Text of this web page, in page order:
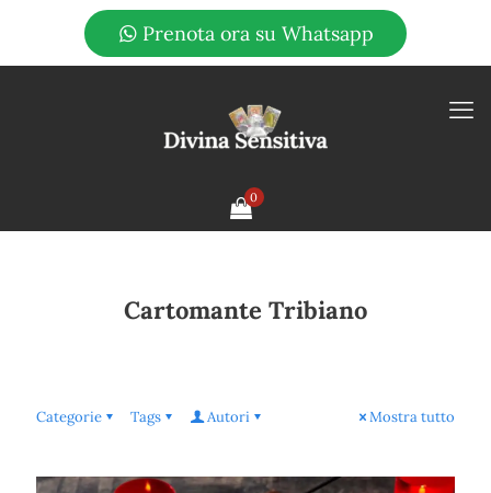
Prenota ora su Whatsapp
0
Cartomante Tribiano
Categorie Tags Autori Mostra tutto